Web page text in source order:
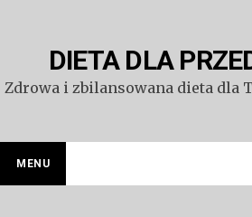
DIETA DLA
Zdrowa i zbilansowana dieta dla
MENU